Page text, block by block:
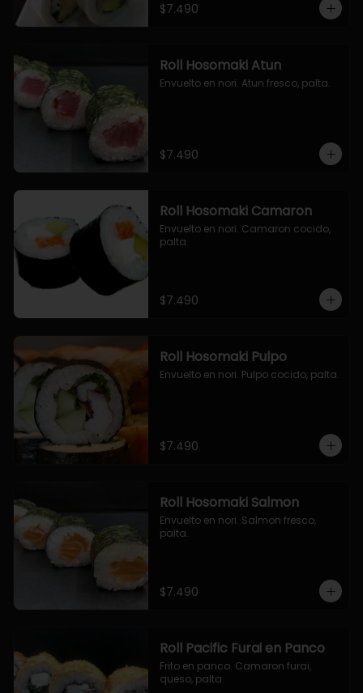
$7.490
Roll Hosomaki Atun
Envuelto en nori. Atun fresco, palta.
$7.490
Roll Hosomaki Camaron
Envuelto en nori. Camaron cocido,
palta.
$7.490
Roll Hosomaki Pulpo
Envuelto en nori. Pulpo cocido, palta.
$7.490
Roll Hosomaki Salmon
Envuelto en nori. Salmon fresco,
palta.
$7.490
Roll Pacific Furai en Panco
Frito en panco. Camaron furai,
queso, palta.